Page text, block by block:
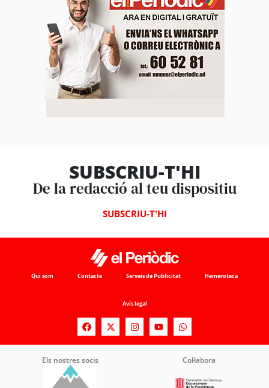
SUBSCRIU-T'HI
De la redacció al teu dispositiu
SUBSCRIU-T'HI
Qui som Contacte Serveis de Publicitat Hemeroteca
Avís legal
Els nostres socis Col·labora